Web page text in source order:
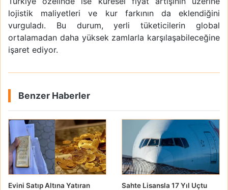
lojistik maliyetleri ve kur farkının da eklendiğini
vurguladı. Bu durum, yerli tüketicilerin global
ortalamadan daha yüksek zamlarla karşılaşabileceğine
işaret ediyor.
Benzer Haberler
Evini Satıp Altına Yatıran
Sahte Lisansla 17 Yıl Uçtu